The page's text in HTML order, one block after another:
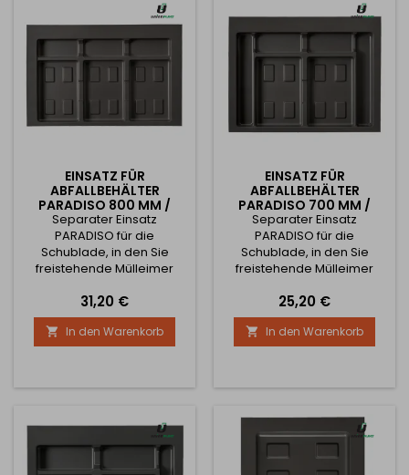
werden, siehe technische
Zeichnung. Es ist möglich,...
werden, siehe technische
Zeichnung. Es ist möglich,...
EINSATZ FÜR
ABFALLBEHÄLTER
PARADISO 800 MM /
ANTHRAZIT
Separater Einsatz
PARADISO für die
Schublade, in den Sie
freistehende Mülleimer
können - siehe verwandte
Produkte. Gestalten Sie
Ihren Mülleimer je nach
Bedarf und Schrankbreite.
Mindestschrankbreite von
werden, siehe technische
Zeichnung. Es ist möglich,...
Preis
31,20 €
 In den Warenkorb
EINSATZ FÜR
ABFALLBEHÄLTER
PARADISO 700 MM /
ANTHRAZIT
Separater Einsatz
PARADISO für die
Schublade, in den Sie
freistehende Mülleimer
können - siehe verwandte
Produkte. Gestalten Sie
Ihren Mülleimer je nach
Bedarf und Schrankbreite.
Mindestschrankbreite von
den Abmessungen gekürzt
werden, siehe technische
Zeichnung. Es ist möglich,...
Preis
25,20 €
 In den Warenkorb